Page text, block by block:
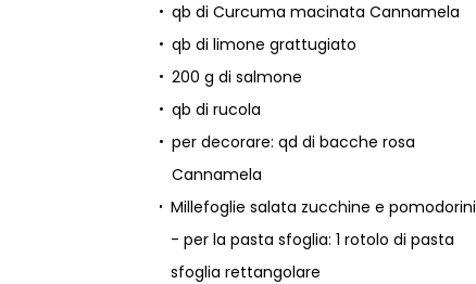
qb di Curcuma macinata Cannamela
qb di limone grattugiato
200 g di salmone
qb di rucola
per decorare: qd di bacche rosa
Cannamela
Millefoglie salata zucchine e pomodorini
- per la pasta sfoglia: 1 rotolo di pasta
sfoglia rettangolare